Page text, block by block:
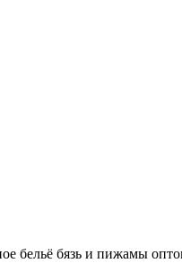
бельё бязь и пижамы